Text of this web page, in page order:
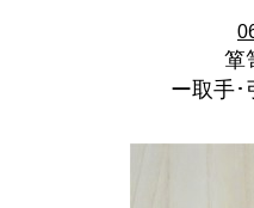
箪
ー取手･